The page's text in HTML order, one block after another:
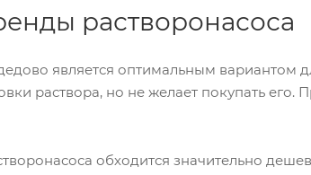
растворонасоса
является оптимальным вариантом
раствора, но не желает покупать
обходится значительно